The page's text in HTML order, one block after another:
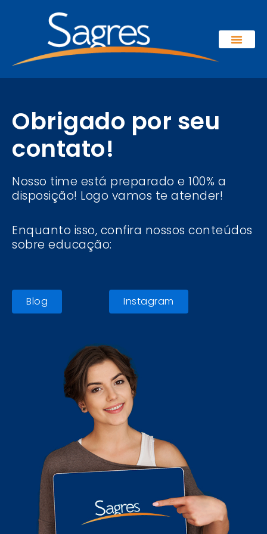
Obrigado por seu
contato!
Nosso time está preparado e 100% a
disposição! Logo vamos te atender!
Enquanto isso, confira nossos conteúdos
sobre educação:
Blog Instagram